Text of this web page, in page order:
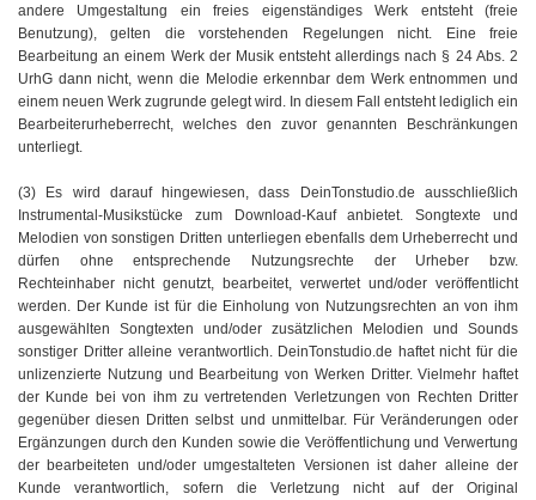
andere Umgestaltung ein freies eigenständiges Werk entsteht (freie
Benutzung), gelten die vorstehenden Regelungen nicht. Eine freie
Bearbeitung an einem Werk der Musik entsteht allerdings nach § 24 Abs. 2
UrhG dann nicht, wenn die Melodie erkennbar dem Werk entnommen und
einem neuen Werk zugrunde gelegt wird. In diesem Fall entsteht lediglich ein
Bearbeiterurheberrecht, welches den zuvor genannten Beschränkungen
unterliegt.
(3) Es wird darauf hingewiesen, dass DeinTonstudio.de ausschließlich
Instrumental-Musikstücke zum Download-Kauf anbietet. Songtexte und
Melodien von sonstigen Dritten unterliegen ebenfalls dem Urheberrecht und
dürfen ohne entsprechende Nutzungsrechte der Urheber bzw.
Rechteinhaber nicht genutzt, bearbeitet, verwertet und/oder veröffentlicht
werden. Der Kunde ist für die Einholung von Nutzungsrechten an von ihm
ausgewählten Songtexten und/oder zusätzlichen Melodien und Sounds
sonstiger Dritter alleine verantwortlich. DeinTonstudio.de haftet nicht für die
unlizenzierte Nutzung und Bearbeitung von Werken Dritter. Vielmehr haftet
der Kunde bei von ihm zu vertretenden Verletzungen von Rechten Dritter
gegenüber diesen Dritten selbst und unmittelbar. Für Veränderungen oder
Ergänzungen durch den Kunden sowie die Veröffentlichung und Verwertung
der bearbeiteten und/oder umgestalteten Versionen ist daher alleine der
Kunde verantwortlich, sofern die Verletzung nicht auf der Original